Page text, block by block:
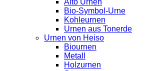
Alto Urnen
Bio-Symbol-Urne
Kohleurnen
Urnen aus Tonerde
Urnen von Heiso
Biournen
Metall
Holzurnen